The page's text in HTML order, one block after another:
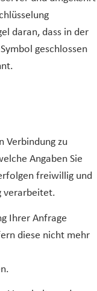
daran, dass in der
geschlossen
Verbindung zu
Angaben Sie
freiwillig und
verarbeitet.
Ihrer Anfrage
diese nicht mehr